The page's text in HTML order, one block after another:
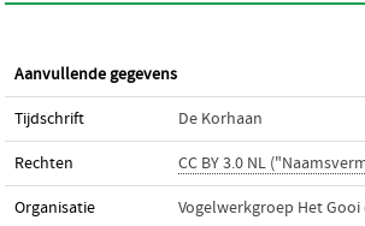
Aanvullende gegevens
Tijdschrift De Korhaan
Rechten CC BY 3.0 NL
Organisatie Vogelwerkgroep Het